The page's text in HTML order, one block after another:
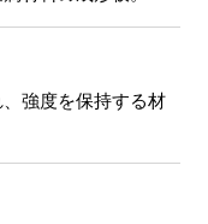
強度を保持する材